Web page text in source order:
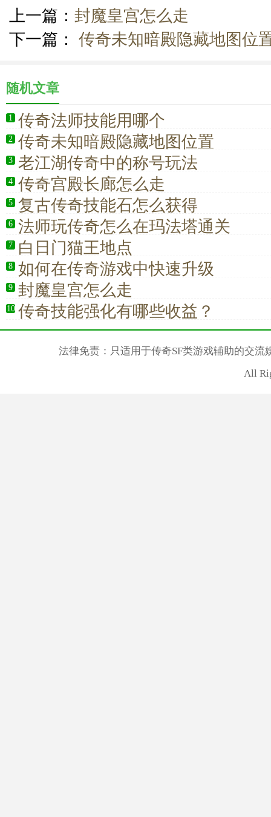
上一篇： 封魔皇宫怎么走
下一篇：
传奇未知暗殿隐藏地图位
随机文章
1 传奇法师技能用哪个
2 传奇未知暗殿隐藏地图位置
3 老江湖传奇中的称号玩法
4 传奇宫殿长廊怎么走
5 复古传奇技能石怎么获得
6 法师玩传奇怎么在玛法塔通关
7 白日门猫王地点
8 如何在传奇游戏中快速升级
9 封魔皇宫怎么走
10 传奇技能强化有哪些收益？
法律免责：只适用于传奇SF类游戏辅助的交
All